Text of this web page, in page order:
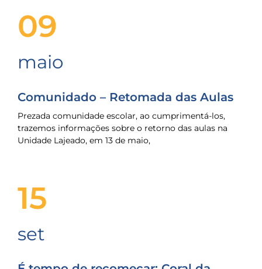
09
maio
Comunidado – Retomada das Aulas
Prezada comunidade escolar, ao cumprimentá-los,
trazemos informações sobre o retorno das aulas na
Unidade Lajeado, em 13 de maio,
15
set